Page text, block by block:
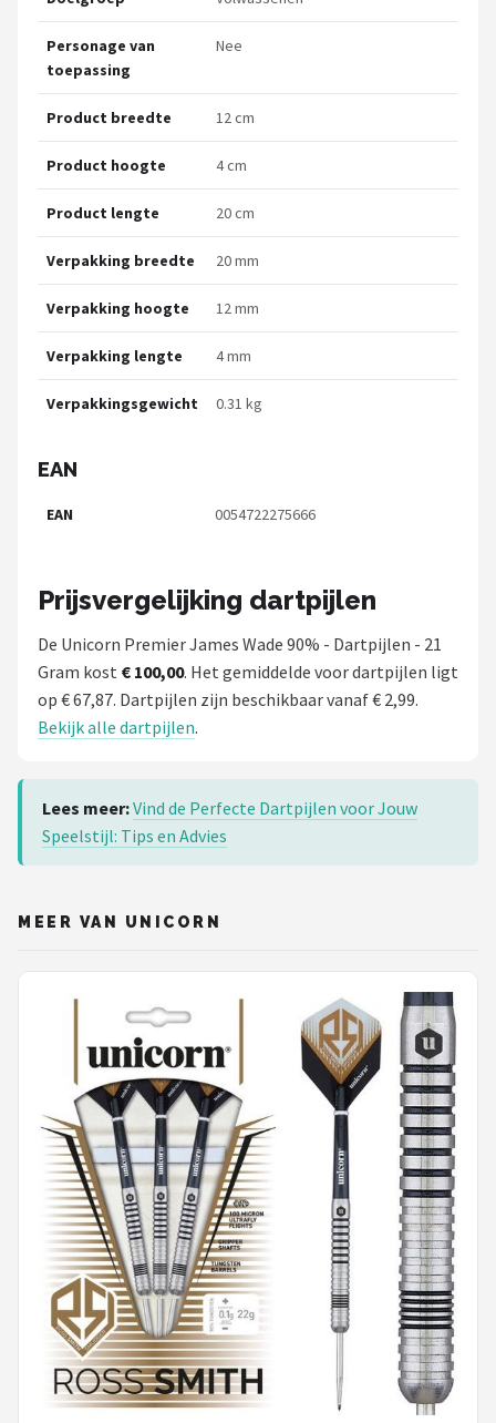
Personage van
toepassing
Nee
Product breedte 12 cm
Product hoogte 4 cm
Product lengte 20 cm
Verpakking breedte 20 mm
Verpakking hoogte 12 mm
Verpakking lengte 4 mm
Verpakkingsgewicht 0.31 kg
EAN
EAN 0054722275666
Prijsvergelijking dartpijlen
De Unicorn Premier James Wade 90% - Dartpijlen - 21
Gram kost € 100,00. Het gemiddelde voor dartpijlen ligt
op € 67,87. Dartpijlen zijn beschikbaar vanaf € 2,99.
Bekijk alle dartpijlen.
Lees meer:Vind de Perfecte Dartpijlen voor Jouw
Speelstijl: Tips en Advies
MEER VAN UNICORN